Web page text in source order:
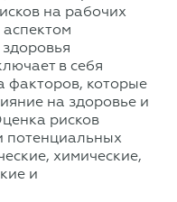
на рабочих
в себя
факторов, которые
на здоровье и
рисков
потенциальных
химические,
и